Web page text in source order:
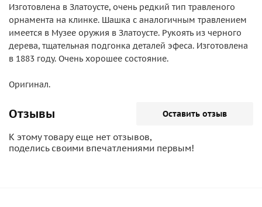
Изготовлена в Златоусте, очень редкий тип травленого
орнамента на клинке. Шашка с аналогичным травлением
имеется в Музее оружия в Златоусте. Рукоять из черного
дерева, тщательная подгонка деталей эфеса. Изготовлена
в 1883 году. Очень хорошее состояние.
Оригинал.
Отзывы Оставить отзыв
К этому товару еще нет отзывов,
поделись своими впечатлениями первым!